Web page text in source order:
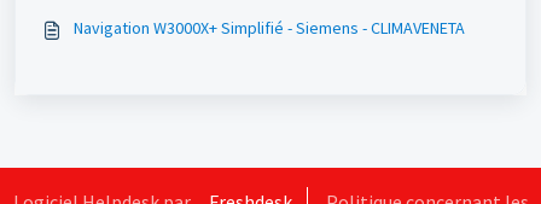
Navigation W3000X+ Simplifié - Siemens - CLIMAVENETA